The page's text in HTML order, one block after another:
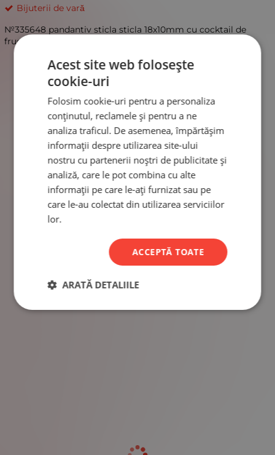
Bijuterii de vară
№335648 pandantiv sticla sticla 18x10mm cu cocktail de
fructe 1 pachet 2 bucati
Acest site web folosește
cookie-uri
Folosim cookie-uri pentru a personaliza
conținutul, reclamele și pentru a ne
analiza traficul. De asemenea, împărtășim
informații despre utilizarea site-ului
nostru cu partenerii noștri de publicitate și
analiză, care le pot combina cu alte
informații pe care le-ați furnizat sau pe
care le-au colectat din utilizarea serviciilor
lor.
ACCEPTĂ TOATE
ARATĂ DETALIILE